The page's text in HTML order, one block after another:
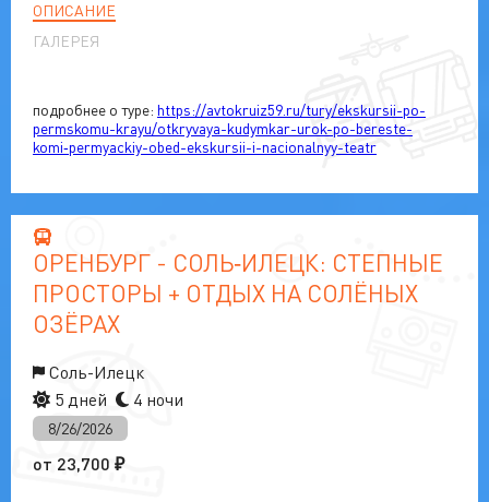
ОПИСАНИЕ
ГАЛЕРЕЯ
подробнее о туре: https://avtokruiz59.ru/tury/ekskursii-po-
permskomu-krayu/otkryvaya-kudymkar-urok-po-bereste-
komi‑permyackiy-obed-ekskursii-i-nacionalnyy-teatr
ОРЕНБУРГ - СОЛЬ‑ИЛЕЦК: СТЕПНЫЕ
ПРОСТОРЫ + ОТДЫХ НА СОЛЁНЫХ
ОЗЁРАХ
Соль-Илецк
5 дней
4 ночи
8/26/2026
от 23,700 ₽